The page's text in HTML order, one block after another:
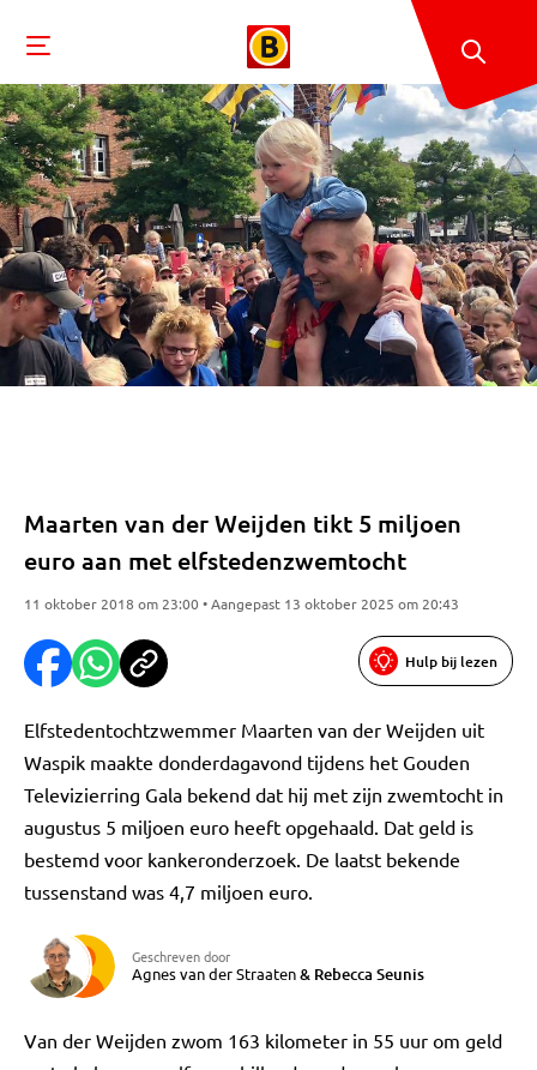
Maarten van der Weijden tikt 5 miljoen
euro aan met elfstedenzwemtocht
11 oktober 2018 om 23:00 • Aangepast 13 oktober 2025 om 20:43
Hulp bij lezen
Elfstedentochtzwemmer Maarten van der Weijden uit
Waspik maakte donderdagavond tijdens het Gouden
Televizierring Gala bekend dat hij met zijn zwemtocht in
augustus 5 miljoen euro heeft opgehaald. Dat geld is
bestemd voor kankeronderzoek. De laatst bekende
tussenstand was 4,7 miljoen euro.
Geschreven door
Agnes van der Straaten& Rebecca Seunis
Van der Weijden zwom 163 kilometer in 55 uur om geld